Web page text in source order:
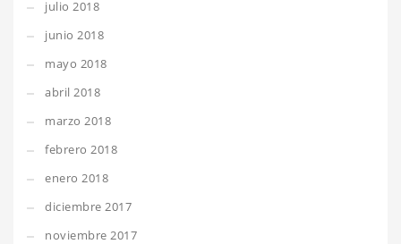
julio 2018
junio 2018
mayo 2018
abril 2018
marzo 2018
febrero 2018
enero 2018
diciembre 2017
noviembre 2017